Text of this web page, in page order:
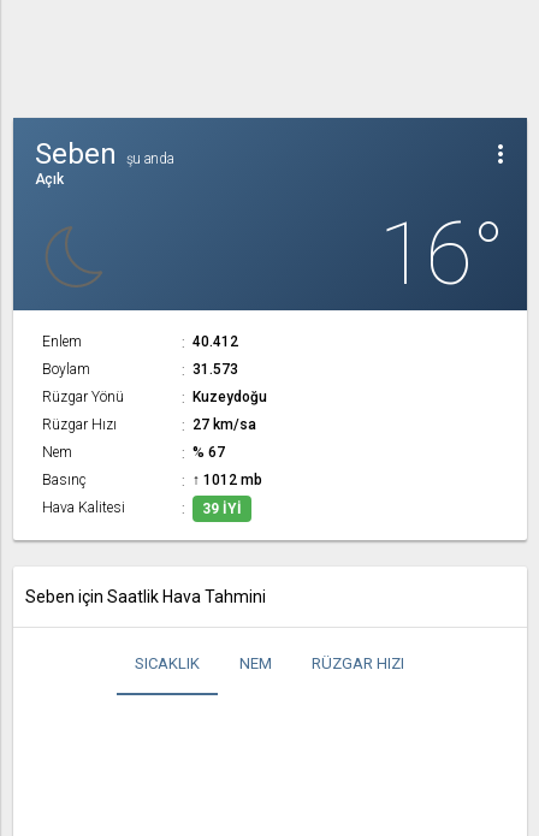
more_vert
Seben
şu anda
Açık
16°
Enlem
40.412
Boylam
31.573
Rüzgar Yönü
Kuzeydoğu
Rüzgar Hızı
27 km/sa
Nem
% 67
Basınç
↑ 1012 mb
Hava Kalitesi
39 İYI
Seben için Saatlik Hava Tahmini
SICAKLIK NEM RÜZGAR HIZI